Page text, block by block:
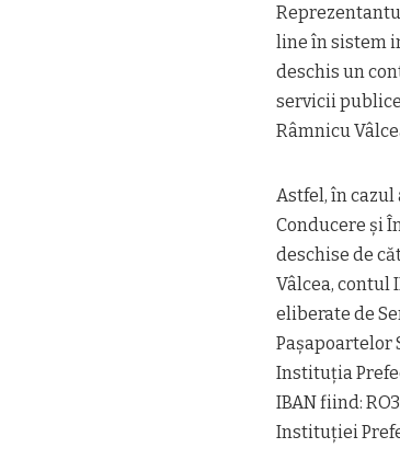
line în sistem
deschis un
servicii
Râmnicu
Astfel, în
Conducere și
deschise de
Vâlcea, contul
eliberate de
Pașapoartelor
Instituția
IBAN fiind:
Instituției